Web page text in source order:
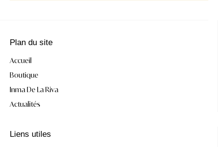
Plan du site
Accueil
Boutique
Inma De La Riva
Actualités
Liens utiles